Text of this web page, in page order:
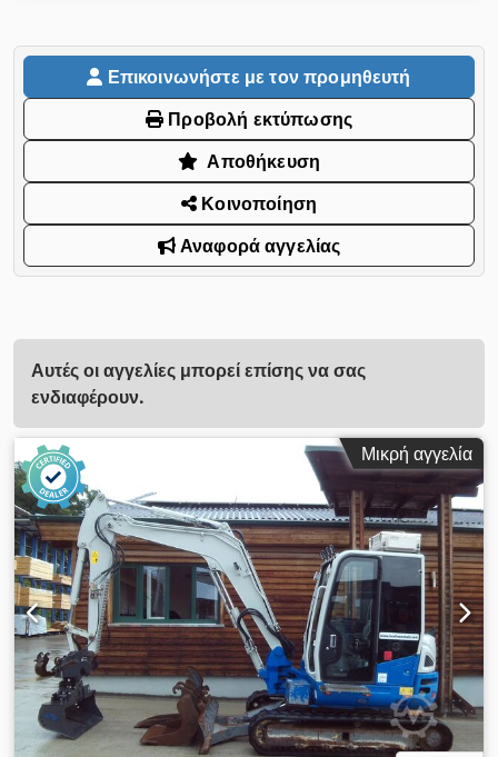
Επικοινωνήστε με τον προμηθευτή
Προβολή εκτύπωσης
Αποθήκευση
Κοινοποίηση
Αναφορά αγγελίας
Αυτές οι αγγελίες μπορεί επίσης να σας
ενδιαφέρουν.
Μικρή αγγελία